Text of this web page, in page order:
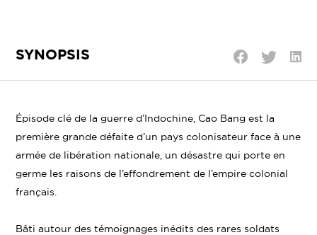
SYNOPSIS
Épisode clé de la guerre d’Indochine, Cao Bang est la
première grande défaite d’un pays colonisateur face à une
armée de libération nationale, un désastre qui porte en
germe les raisons de l’effondrement de l’empire colonial
français.
Bâti autour des témoignages inédits des rares soldats